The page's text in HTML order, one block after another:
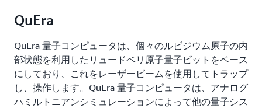
QuEra
QuEra 量子コンピュータは、個々のルビジウム原子の内
部状態を利用したリュードベリ原子量子ビットをベース
にしており、これをレーザービームを使用してトラップ
し、操作します。QuEra 量子コンピュータは、アナログ
ハミルトニアンシミュレーションによって他の量子シス